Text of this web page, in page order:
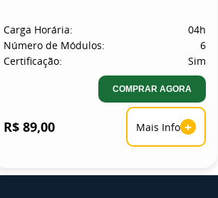
Carga Horária:
04h
Número de Módulos:
6
Certificação:
Sim
COMPRAR AGORA
R$ 89,00 Mais Info +